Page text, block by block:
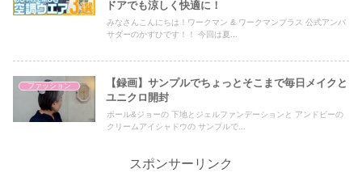
ドアでも涼しく快適に！
みなさんこんにちは！ワークマン & ワークマンプラス 公式アンバ
サダーのかずひです！！ 今回は夏...
ファッション
【録画】サンプルでちょっとそこまで毎日メイクと
ユニクロ開封
ポール&ジョーの 下地とジェルファンデーションと アンドビーの
クリームアイシャドウの サンプルで...
スポンサーリンク